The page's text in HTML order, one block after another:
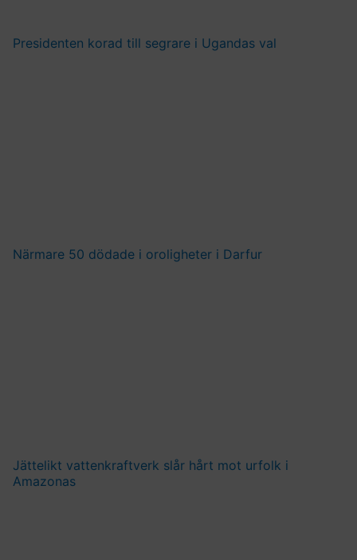
Presidenten korad till segrare i Ugandas val
Närmare 50 dödade i oroligheter i Darfur
Jättelikt vattenkraftverk slår hårt mot urfolk i
Amazonas